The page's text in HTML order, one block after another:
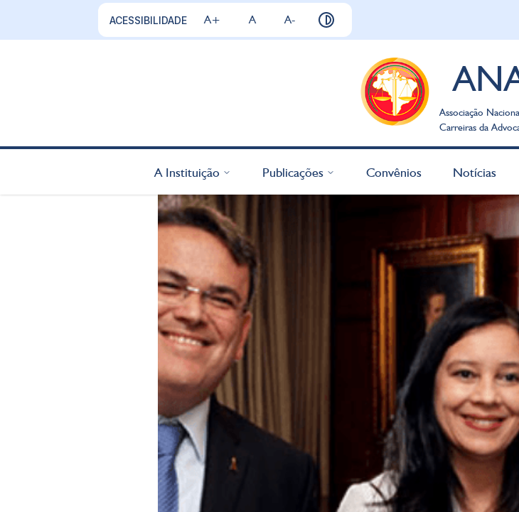
ACESSIBILIDADE A+ A A-
Associação
Carreiras da
A Instituição Publicações Convênios Notícias